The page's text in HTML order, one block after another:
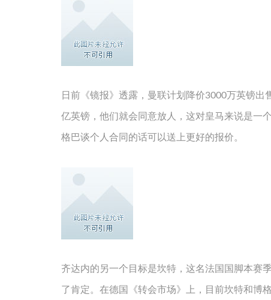
日前《镜报》透露，曼联计划降价3000万英镑
亿英镑，他们就会同意放人，这对皇马来说是一
格巴谈个人合同的话可以送上更好的报价。
齐达内的另一个目标是坎特，这名法国国脚本赛
了肯定。在德国《转会市场》上，目前坎特和博